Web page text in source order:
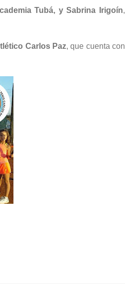
Tubá, y Sabrina Irigoín,
Carlos Paz, que cuenta con